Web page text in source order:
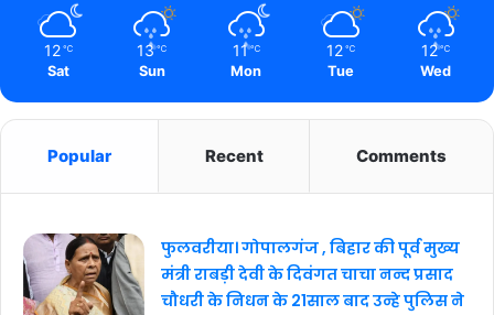
12 ℃
Sat
13 ℃
Sun
11 ℃
Mon
12 ℃
Tue
12 ℃
Wed
Popular Recent Comments
फुलवरीया। गोपालगंज , बिहार की पूर्व मुख्य
मंत्री राबड़ी देवी के दिवंगत चाचा नन्द प्रसाद
चौधरी के निधन के 21साल बाद उन्हे पुलिस ने